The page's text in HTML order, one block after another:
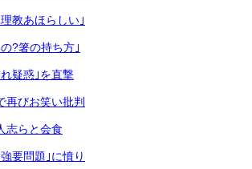
教あほらしい｣
?箸の持ち方｣
疑惑｣を直撃
再びお笑い批判
志らと会食
要問題｣に憤り